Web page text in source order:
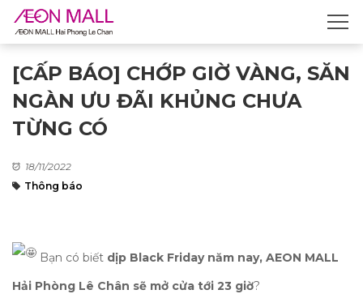
[CẤP BÁO] CHỚP GIỜ VÀNG, SĂN
NGÀN ƯU ĐÃI KHỦNG CHƯA
TỪNG CÓ
18/11/2022
Thông báo
Bạn có biết dịp Black Friday năm nay, AEON MALL
Hải Phòng Lê Chân sẽ mở cửa tới 23 giờ? ​